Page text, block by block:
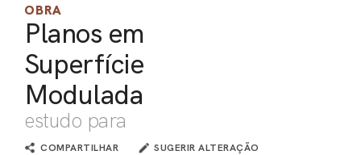
OBRA
Planos em
Superfície
Modulada
estudo para
COMPARTILHAR SUGERIR ALTERAÇÃO